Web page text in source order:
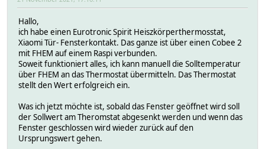
Hallo,
ich habe einen Eurotronic Spirit Heiszkörperthermosstat,
Xiaomi Tür- Fensterkontakt. Das ganze ist über einen Cobee 2
mit FHEM auf einem Raspi verbunden.
Soweit funktioniert alles, ich kann manuell die Solltemperatur
über FHEM an das Thermostat übermitteln. Das Thermostat
stellt den Wert erfolgreich ein.
Was ich jetzt möchte ist, sobald das Fenster geöffnet wird soll
der Sollwert am Theromstat abgesenkt werden und wenn das
Fenster geschlossen wird wieder zurück auf den
Ursprungswert gehen.